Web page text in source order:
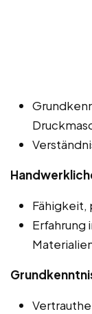
Fähigkeit,
Erfahrung